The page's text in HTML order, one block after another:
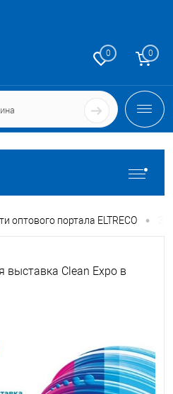
0 0
оптового портала ELTRECO •
выставка Clean Expo в